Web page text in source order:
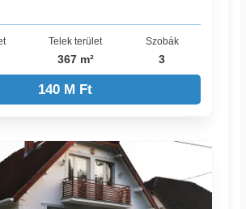
Telek terület
367 m²
Szobák
3
140 M Ft